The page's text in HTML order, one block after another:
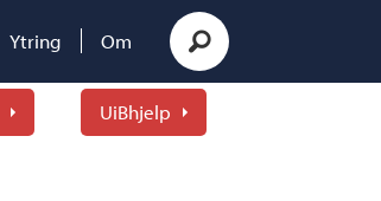
Ytring Om
UiBhjelp